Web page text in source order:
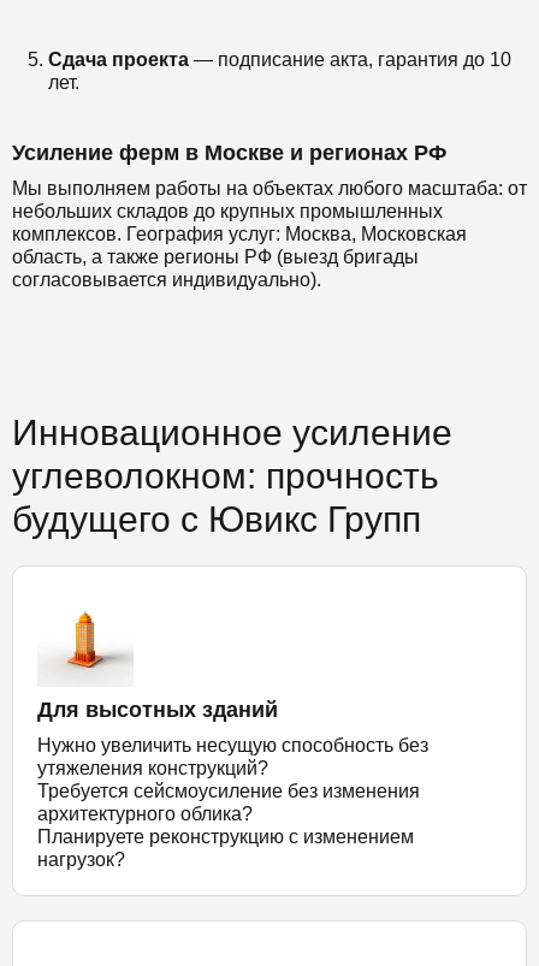
Сдача проекта — подписание акта, гарантия до 10
лет.
Усиление ферм в Москве и регионах РФ
Мы выполняем работы на объектах любого масштаба: от
небольших складов до крупных промышленных
комплексов. География услуг: Москва, Московская
область, а также регионы РФ (выезд бригады
согласовывается индивидуально).
Инновационное усиление
углеволокном: прочность
будущего с Ювикс Групп
Для высотных зданий
Нужно увеличить несущую способность без
утяжеления конструкций?
Требуется сейсмоусиление без изменения
архитектурного облика?
Планируете реконструкцию с изменением
нагрузок?